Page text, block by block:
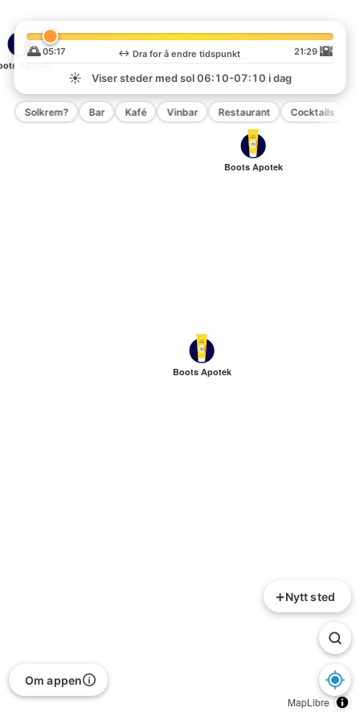
Boots Apotek
Boots Apotek
Apotek
MapLibre
+Nytt sted
🌅 05:17 ↔️ Dra for å endre tidspunkt 21:29 🌇
☀️
Viser steder med sol06:10-07:10 i dag
Solkrem? Bar Kafé Vinbar Restaurant Cocktails
Om appen